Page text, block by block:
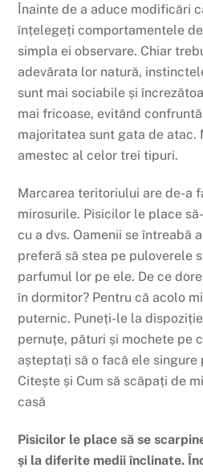
Înainte de a aduce modificări
înțelegeți comportamentele
simpla ei observare. Chiar
adevărata lor natură,
sunt mai sociabile și
mai fricoase, evitând
majoritatea sunt gata de atac.
amestec al celor trei tipuri.
Marcarea teritoriului are de-a
mirosurile. Pisicilor le place
cu a dvs. Oamenii se întreabă
preferă să stea pe puloverele
parfumul lor pe ele. De ce
în dormitor? Pentru că acolo
puternic. Puneți-le la
pernuțe, pături și mochete pe
așteptați să o facă ele singure
Citește și Cum să scăpați de
casă
Pisicilor le place să se
și la diferite medii înclinate.